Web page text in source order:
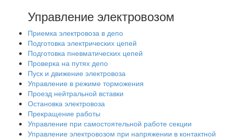
Управление электровозом
Приемка электровоза в депо
Подготовка электрических цепей
Подготовка пневматических цепей
Проверка на путях депо
Пуск и движение электровоза
Управление в режиме торможения
Проезд нейтральной вставки
Остановка электровоза
Прекращение работы
Управление при самостоятельной работе секции
Управление электровозом при напряжении в контактной